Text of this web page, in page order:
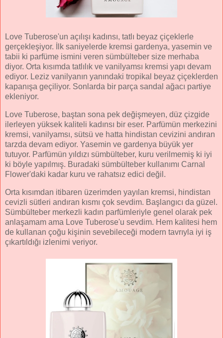
Love Tuberose'un açılışı kadınsı, tatlı beyaz çiçeklerle
gerçekleşiyor. İlk saniyelerde kremsi gardenya, yasemin ve
tabii ki parfüme ismini veren sümbülteber size merhaba
diyor. Orta kısımda tatlılık ve vanilyamsı kremsi yapı devam
ediyor. Leziz vanilyanın yanındaki tropikal beyaz çiçeklerden
kapanışa geçiliyor. Sonlarda bir parça sandal ağacı partiye
ekleniyor.
Love Tuberose, baştan sona pek değişmeyen, düz çizgide
ilerleyen yüksek kaliteli kadınsı bir eser. Parfümün merkezini
kremsi, vanilyamsı, sütsü ve hatta hindistan cevizini andıran
tarzda devam ediyor. Yasemin ve gardenya büyük yer
tutuyor. Parfümün yıldızı sümbülteber, kuru verilmemiş ki iyi
ki böyle yapılmış. Buradaki sümbülteber kullanımı Carnal
Flower'daki kadar kuru ve rahatsız edici değil.
Orta kısımdan itibaren üzerimden yayılan kremsi, hindistan
cevizli sütleri andıran kısmı çok sevdim. Başlangıcı da güzel.
Sümbülteber merkezli kadın parfümleriyle genel olarak pek
anlaşamam ama Love Tuberose'u sevdim. Hem kalitesi hem
de kullanan çoğu kişinin sevebileceği modern tavrıyla iyi iş
çıkartıldığı izlenimi veriyor.